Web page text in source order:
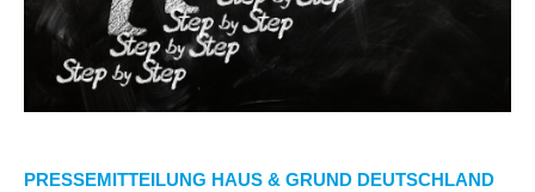
PRESSEMITTEILUNG HAUS & GRUND DEUTSCHLAND